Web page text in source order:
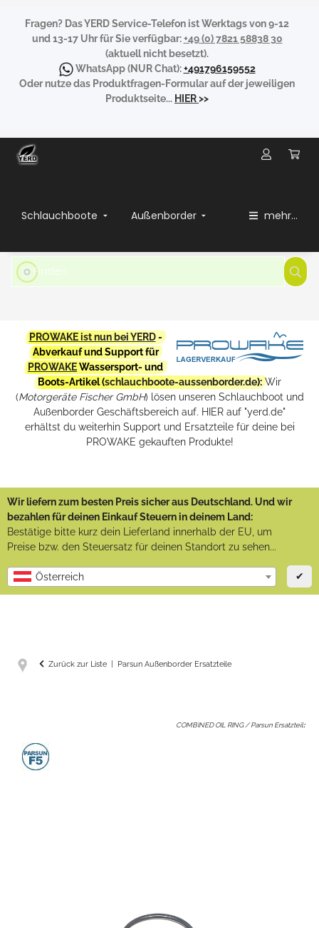
Fragen? Das YERD Service-Telefon ist Werktags von 9-12
und 13-17 Uhr für Sie verfügbar:+49 (0) 7821 58838 30
(aktuell nicht besetzt).
WhatsApp(NUR Chat):+491796159552
Oder nutze das Produktfragen-Formular auf der jeweiligen
Produktseite... HIER>>
Schlauchboote Außenborder mehr...
PROWAKE ist nun bei YERD-
Abverkauf und Support für
PROWAKEWassersport- und
Boots-Artikel (schlauchboote-aussenborder.de): Wir
(Motorgeräte Fischer GmbH) lösen unseren Schlauchboot und
Außenborder Geschäftsbereich auf. HIER auf "yerd.de"
erhältst du weiterhin Support und Ersatzteile für deine bei
PROWAKE gekauften Produkte!
Wir liefern zum besten Preis sicher aus Deutschland. Und wir
bezahlen für deinen Einkauf Steuern in deinem Land:
Bestätige bitte kurz dein Lieferland innerhalb der EU, um
Preise bzw. den Steuersatz für deinen Standort zu sehen...
Österreich ✔
Zurück zur Liste Parsun Außenborder Ersatzteile
COMBINED OIL RING / Parsun Ersatzteil: